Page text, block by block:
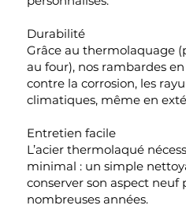
Durabilité
Grâce au thermolaquage
au four), nos rambardes
contre la corrosion, les
climatiques, même en
Entretien facile
L’acier thermolaqué
minimal : un simple
conserver son aspect neuf
nombreuses années.